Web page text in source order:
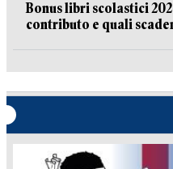
Bonus libri scolastici
contributo e quali